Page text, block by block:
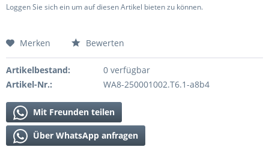
Loggen Sie sich ein um auf diesen Artikel bieten zu können.
Merken Bewerten
Artikelbestand:
0 verfügbar
Artikel-Nr.:
WA8-250001002.T6.1-a8b4
Mit Freunden teilen
Über WhatsApp anfragen